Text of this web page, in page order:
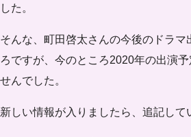
した。
そんな、町田啓太さんの今後のドラマ
ろですが、今のところ2020年の出演
せんでした。
新しい情報が入りましたら、追記して